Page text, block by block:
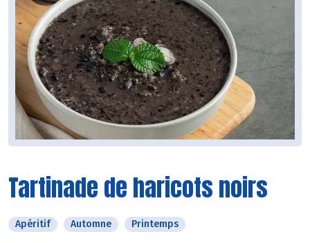
Tartinade de haricots noirs
Apéritif Automne Printemps